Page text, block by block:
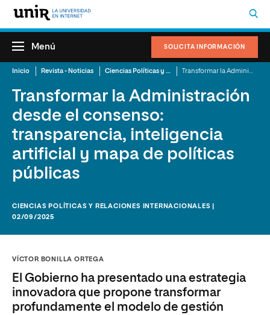
SOLICITA INFORMACIÓN
Menú
Inicio Revista - Noticias Ciencias Políticas y Relaciones Internacionales
Transformar la Administración
desde el consenso:
transparencia, inteligencia
artificial y mapa de políticas
públicas
CIENCIAS POLÍTICAS Y RELACIONES INTERNACIONALES |
02/09/2025
VÍCTOR BONILLA ORTEGA
El Gobierno ha presentado una estrategia
innovadora que propone transformar
profundamente el modelo de gestión